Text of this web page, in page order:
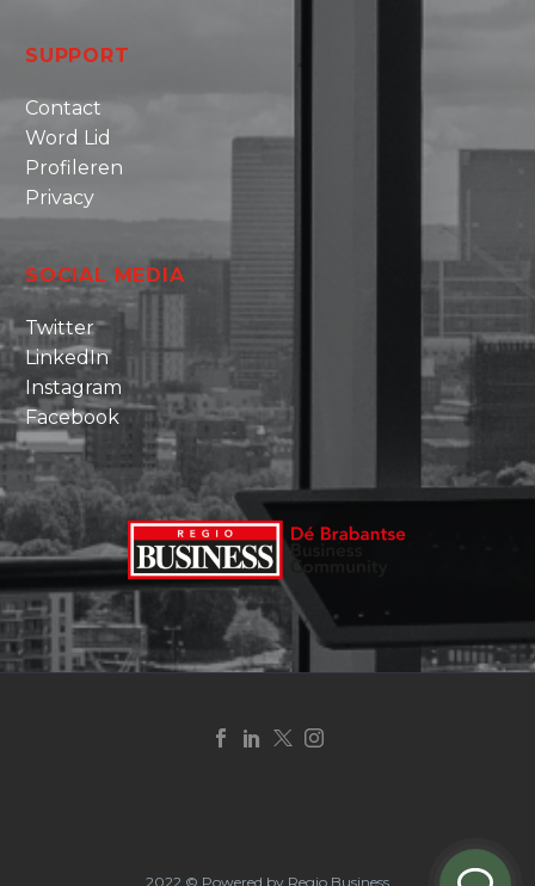
SUPPORT
Contact
Word Lid
Profileren
Privacy
SOCIAL MEDIA
Twitter
LinkedIn
Instagram
Facebook
2022 © Powered by Regio Business